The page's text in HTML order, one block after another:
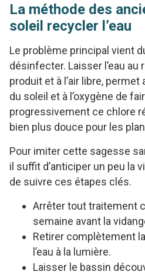
La méthode des
soleil recycler l’eau
Le problème principal vient
désinfecter. Laisser l’eau au
produit et à l’air libre,
du soleil et à l’oxygène de
progressivement ce chlore
bien plus douce pour les
Pour imiter cette sagesse
il suffit d’anticiper un peu la
de suivre ces étapes clés.
Arrêter tout traitement
semaine avant la
Retirer complètement
l’eau à la lumière.
Laisser le bassin